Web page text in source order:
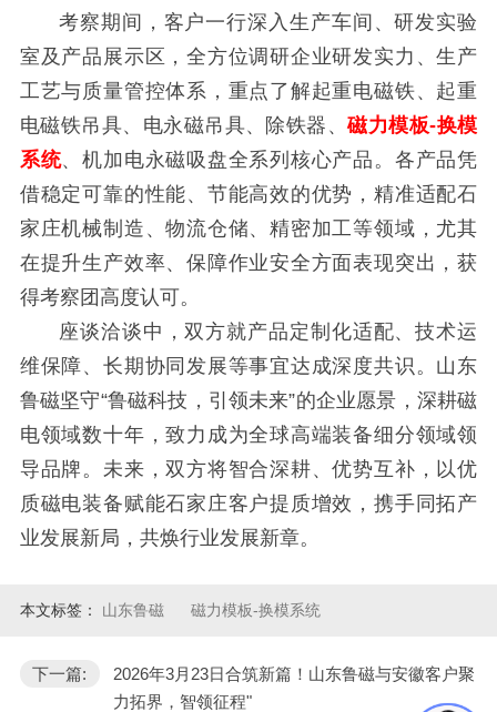
考察期间，客户一行深入生产车间、研发实验
室及产品展示区，全方位调研企业研发实力、生产
工艺与质量管控体系，重点了解起重电磁铁、起重
电磁铁吊具、电永磁吊具、除铁器、磁力模板-换模
系统、机加电永磁吸盘全系列核心产品。各产品凭
借稳定可靠的性能、节能高效的优势，精准适配石
家庄机械制造、物流仓储、精密加工等领域，尤其
在提升生产效率、保障作业安全方面表现突出，获
得考察团高度认可。
座谈洽谈中，双方就产品定制化适配、技术运
维保障、长期协同发展等事宜达成深度共识。山东
鲁磁坚守“鲁磁科技，引领未来”的企业愿景，深耕磁
电领域数十年，致力成为全球高端装备细分领域领
导品牌。未来，双方将智合深耕、优势互补，以优
质磁电装备赋能石家庄客户提质增效，携手同拓产
业发展新局，共焕行业发展新章。
本文标签： 山东鲁磁 磁力模板-换模系统
下一篇:
2026年3月23日合筑新篇！山东鲁磁与安徽客户聚
力拓界，智领征程"